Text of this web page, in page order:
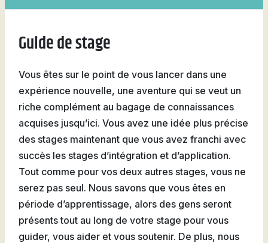
Natation
Badminton
Flag
Football
Guide de stage
Vous êtes sur le point de vous lancer dans une
expérience nouvelle, une aventure qui se veut un
riche complément au bagage de connaissances
acquises jusqu’ici. Vous avez une idée plus précise
des stages maintenant que vous avez franchi avec
succès les stages d’intégration et d’application.
Tout comme pour vos deux autres stages, vous ne
serez pas seul. Nous savons que vous êtes en
période d’apprentissage, alors des gens seront
présents tout au long de votre stage pour vous
guider, vous aider et vous soutenir. De plus, nous